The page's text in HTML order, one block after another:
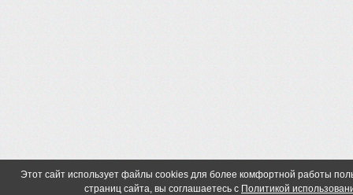
Этот сайт использует файлы cookies для более комфортной работы
страниц сайта, вы соглашаетесь с Политикой